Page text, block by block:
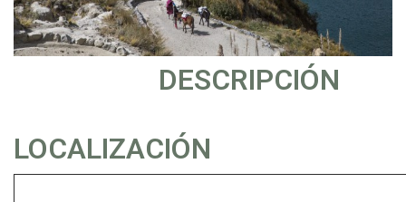
DESCRIPCIÓN
LOCALIZACIÓN